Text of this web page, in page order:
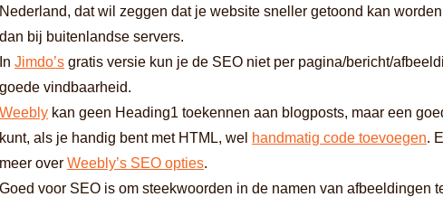
Nederland, dat wil zeggen dat je website sneller getoond kan
dan bij buitenlandse servers.
In Jimdo’s gratis versie kun je de SEO niet per pagina/bericht/
goede vindbaarheid.
Weebly kan geen Heading1 toekennen aan blogposts, maar een
kunt, als je handig bent met HTML, wel handmatig code toevoegen.
meer over Weebly’s SEO opties.
Goed voor SEO is om steekwoorden in de namen van afbeeldingen